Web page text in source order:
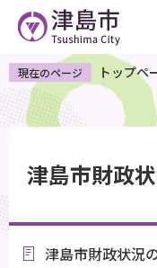
ペ
ー
ジ
で
す
現在のページ トップペ
津島市財政
津島市財政状況